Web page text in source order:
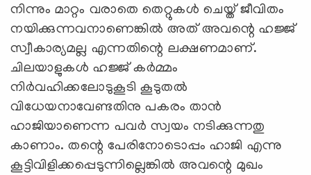
നിന്നും മാറ്റം വരാതെ തെറ്റുകള്‍ ചെയ്ത് ജീവിതം
നയിക്കുന്നവനാണെങ്കില്‍ അത് അവന്റെ ഹജ്ജ്
സ്വീകാര്യമല്ല എന്നതിന്റെ ലക്ഷണമാണ്.
ചിലയാളുകള്‍ ഹജ്ജ് കര്‍മ്മം
നിര്‍വഹിക്കലോടുകൂടി കൂടുതല്‍
വിധേയനാവേണ്ടതിനു പകരം താന്‍
ഹാജിയാണെന്ന പവര്‍ സ്വയം നടിക്കുന്നതു
കാണാം. തന്റെ പേരിനോടൊപ്പം ഹാജി എന്നു
കൂട്ടിവിളിക്കപ്പെടുന്നില്ലെങ്കില്‍ അവന്റെ മുഖം